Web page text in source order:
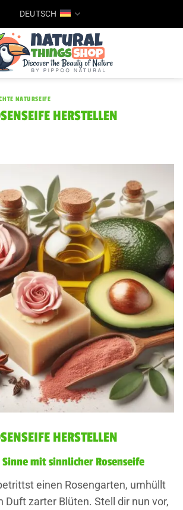
DEUTSCH
NATURSEIFE
HERSTELLEN
HERSTELLEN
mit sinnlicher Rosenseife
einen Rosengarten, umhüllt
Duft zarter Blüten. Stell dir nun vor,